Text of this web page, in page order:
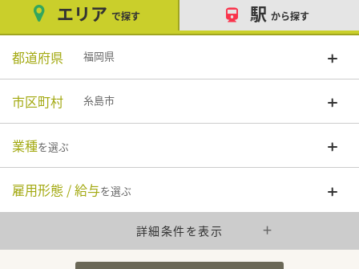
エリア で探す 駅 から探す
都道府県 福岡県
市区町村 糸島市
業種を選ぶ
雇用形態 / 給与を選ぶ
詳細条件を表示